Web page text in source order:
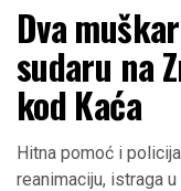
Dva
sudaru na
kod Kaća
Hitna pomoć i
reanimaciju, istraga u